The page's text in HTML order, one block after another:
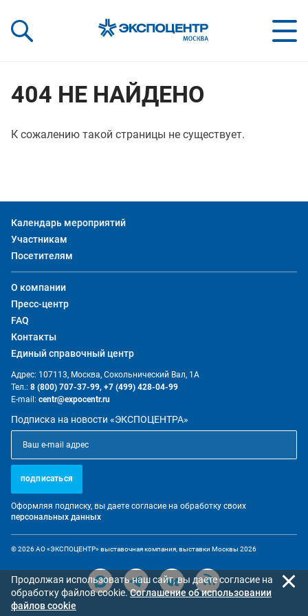
Shows:
a Key to Your Success
выставки вашего
404 НЕ НАЙДЕНО
К сожалению такой страницы не существует.
Календарь мероприятий
Участникам
Посетителям
О компании
Пресс-центр
FAQ
Контакты
Единый справочный центр
Адрес: 107113, Москва, Сокольнический Вал, 1А
Тел.: 8 (800) 707-37-99, +7 (499) 428-04-99
E-mail: centr@expocentr.ru
Подписка на новости «ЭКСПОЦЕНТРА»
подписаться
Оформляя подписку, вы даете согласие на обработку своих
персональных данных
© 2026 АО «ЭКСПОЦЕНТР» выставочная компания, выставки Москвы 2026
Продолжая использовать наш сайт, вы даете согласие на
обработку файлов cookie.Cоглашение об использовании
файлов cookie